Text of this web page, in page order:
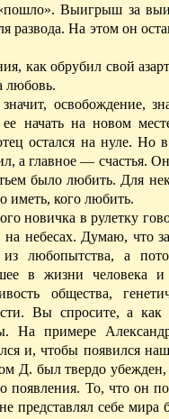
«пошло». Выигрыш за
На этом он
как обрубил свой
любовь.
освобождение,
начать на новом
остался на нуле. Но
а главное — счастья.
было любить. Для
кого любить.
новичка в рулетку
на небесах. Думаю, что
любопытства, а
в жизни человека и
общества,
Вы спросите, а как
На примере
и, чтобы появился
Д. был твердо убежден,
появления. То, что он
представлял себе мира